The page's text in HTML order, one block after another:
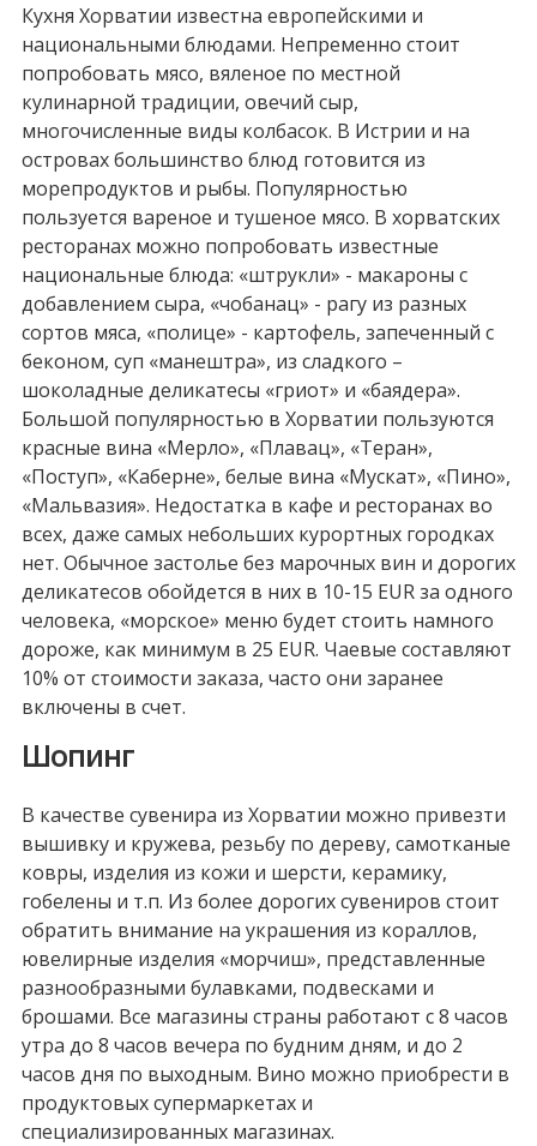
Кухня Хорватии известна европейскими и
национальными блюдами. Непременно стоит
попробовать мясо, вяленое по местной
кулинарной традиции, овечий сыр,
многочисленные виды колбасок. В Истрии и на
островах большинство блюд готовится из
морепродуктов и рыбы. Популярностью
пользуется вареное и тушеное мясо. В хорватских
ресторанах можно попробовать известные
национальные блюда: «штрукли» - макароны с
добавлением сыра, «чобанац» - рагу из разных
сортов мяса, «полице» - картофель, запеченный с
беконом, суп «манештра», из сладкого –
шоколадные деликатесы «гриот» и «баядера».
Большой популярностью в Хорватии пользуются
красные вина «Мерло», «Плавац», «Теран»,
«Поступ», «Каберне», белые вина «Мускат», «Пино»,
«Мальвазия». Недостатка в кафе и ресторанах во
всех, даже самых небольших курортных городках
нет. Обычное застолье без марочных вин и дорогих
деликатесов обойдется в них в 10-15 EUR за одного
человека, «морское» меню будет стоить намного
дороже, как минимум в 25 EUR. Чаевые составляют
10% от стоимости заказа, часто они заранее
включены в счет.
Шопинг
В качестве сувенира из Хорватии можно привезти
вышивку и кружева, резьбу по дереву, самотканые
ковры, изделия из кожи и шерсти, керамику,
гобелены и т.п. Из более дорогих сувениров стоит
обратить внимание на украшения из кораллов,
ювелирные изделия «морчиш», представленные
разнообразными булавками, подвесками и
брошами. Все магазины страны работают с 8 часов
утра до 8 часов вечера по будним дням, и до 2
часов дня по выходным. Вино можно приобрести в
продуктовых супермаркетах и
специализированных магазинах.